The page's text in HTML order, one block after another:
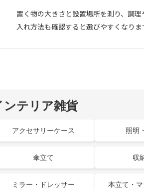
置く物の大きさと設置場所を測り、調
入れ方法も確認すると選びやすくなりま
ンテリア雑貨
アクセサリーケース 照明
傘立て 収
ミラー・ドレッサー 本立て・